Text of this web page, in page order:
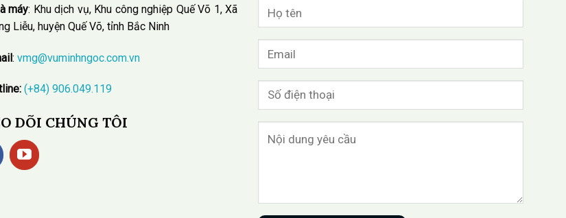
máy: Khu dịch vụ, Khu công nghiệp Quế Võ 1, Xã
Liễu, huyện Quế Võ, tỉnh Bắc Ninh
: vmg@vuminhngoc.com.vn
(+84) 906.049.119
DÕI CHÚNG TÔI